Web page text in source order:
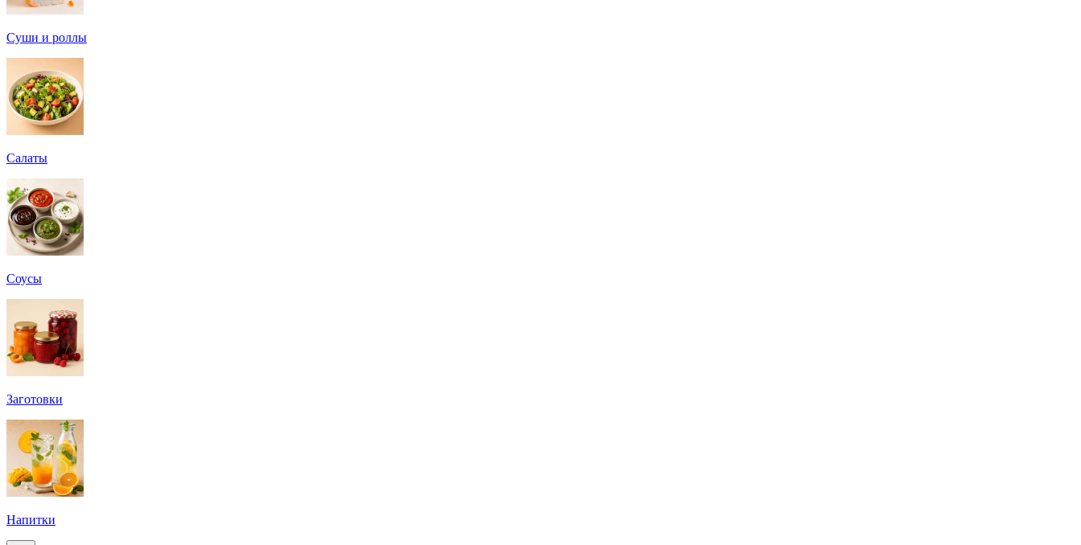
Суши и роллы
Салаты
Соусы
Заготовки
Напитки